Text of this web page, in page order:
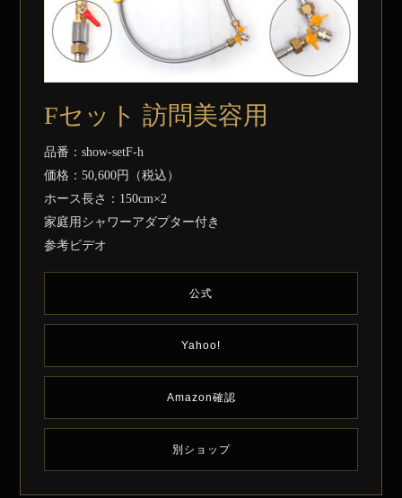
Fセット 訪問美容用
品番：show-setF-h
価格：50,600円（税込）
ホース長さ：150cm×2
家庭用シャワーアダプター付き
参考ビデオ
公式
Yahoo!
Amazon確認
別ショップ